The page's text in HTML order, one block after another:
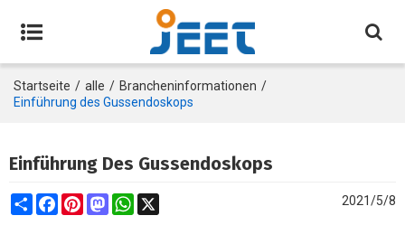
Startseite / alle / Brancheninformationen /
Einführung des Gussendoskops
Einführung Des Gussendoskops
ShareFacebookPinterestMastodonWhatsApp 2021/5/8